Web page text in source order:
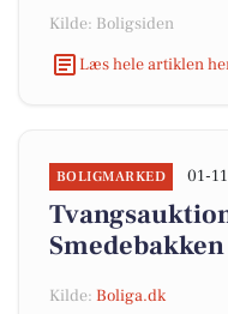
Kilde: Boligsiden
Læs hele artiklen
BOLIGMARKED 01-
Kilde: Boliga.dk